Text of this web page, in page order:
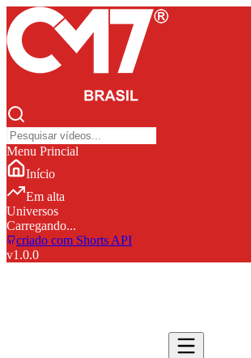
Menu Princial
Início
Em alta
Universos
Carregando...
criado com Shorts API
v1.0.0